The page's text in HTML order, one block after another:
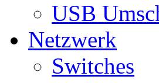
USB
Netzwerk
Switches